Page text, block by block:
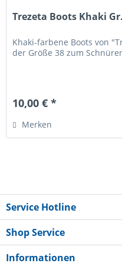
Trezeta Boots Khaki
Khaki-farbene Boots von
der Größe 38 zum
10,00 € *
Merken
Service Hotline
Shop Service
Informationen